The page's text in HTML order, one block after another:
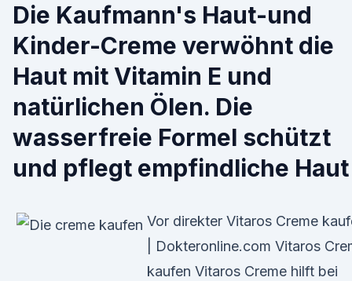
Die Kaufmann's Haut-und
Kinder-Creme verwöhnt die
Haut mit Vitamin E und
natürlichen Ölen. Die
wasserfreie Formel schützt
und pflegt empfindliche Haut
Vor direkter Vitaros Creme
| Dokteronline.com Vitaros
kaufen Vitaros Creme hilft bei